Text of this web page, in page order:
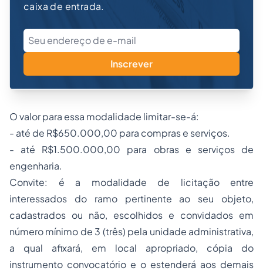
caixa de entrada.
Inscrever
O valor para essa modalidade limitar-se-á:
- até de R$650.000,00 para compras e serviços.
- até R$1.500.000,00 para obras e serviços de
engenharia.
Convite: é a modalidade de licitação entre
interessados do ramo pertinente ao seu objeto,
cadastrados ou não, escolhidos e convidados em
número mínimo de 3 (três) pela unidade administrativa,
a qual afixará, em local apropriado, cópia do
instrumento convocatório e o estenderá aos demais